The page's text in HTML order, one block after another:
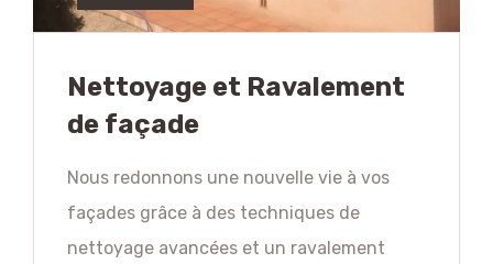
Nettoyage et Ravalement
de façade
Nous redonnons une nouvelle vie à vos
façades grâce à des techniques de
nettoyage avancées et un ravalement